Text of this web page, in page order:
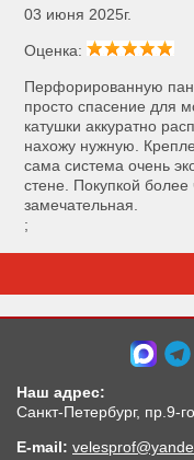
03 июня 2025г.
Оценка:
Перфорированную
просто спасение для
катушки аккуратно
нахожу нужную.
сама система очень
стене. Покупкой
замечательная.
;
Наш адрес:
Санкт-Петербург, пр.9-
E-mail: